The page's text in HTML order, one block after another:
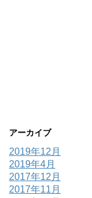
アーカイブ
2019年12月
2019年4月
2017年12月
2017年11月